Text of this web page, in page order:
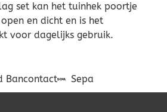
set kan het tuinhek poortje
en dicht en is het
voor dagelijks gebruik.
Bancontact Sepa